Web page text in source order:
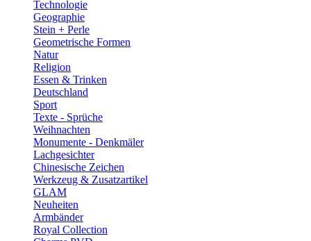
Technologie
Geographie
Stein + Perle
Geometrische Formen
Natur
Religion
Essen & Trinken
Deutschland
Sport
Texte - Sprüche
Weihnachten
Monumente - Denkmäler
Lachgesichter
Chinesische Zeichen
Werkzeug & Zusatzartikel
GLAM
Neuheiten
Armbänder
Royal Collection